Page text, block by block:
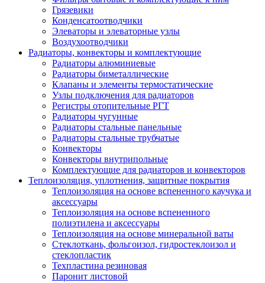
Грязевики
Конденсатоотводчики
Элеваторы и элеваторные узлы
Воздухоотводчики
Радиаторы, конвекторы и комплектующие
Радиаторы алюминиевые
Радиаторы биметаллические
Клапаны и элементы термостатические
Узлы подключения для радиаторов
Регистры отопительные РГТ
Радиаторы чугунные
Радиаторы стальные панельные
Радиаторы стальные трубчатые
Конвекторы
Конвекторы внутрипольные
Комплектующие для радиаторов и конвекторов
Теплоизоляция, уплотнения, защитные покрытия
Теплоизоляция на основе вспененного каучука и
аксессуары
Теплоизоляция на основе вспененного
полиэтилена и аксессуары
Теплоизоляция на основе минеральной ваты
Стеклоткань, фольгоизол, гидростеклоизол и
стеклопластик
Техпластина резиновая
Паронит листовой